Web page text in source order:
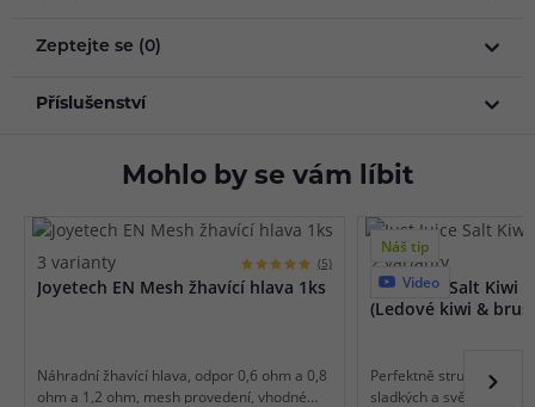
Zeptejte se (0)
Příslušenství
Mohlo by se vám líbit
3 varianty (5)
Joyetech EN Mesh žhavící hlava 1ks
Náhradní žhavící hlava, odpor 0,6 ohm a 0,8
ohm a 1,2 ohm, mesh provedení, vhodné
Náš tip
Video
2 varianty
Just Juice Salt Kiwi
(Ledové kiwi &
Perfektně
sladkých a svěžích